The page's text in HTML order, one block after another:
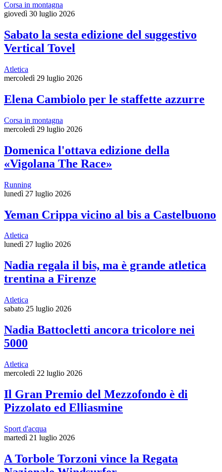
Corsa in montagna
giovedì 30 luglio 2026
Sabato la sesta edizione del suggestivo
Vertical Tovel
Atletica
mercoledì 29 luglio 2026
Elena Cambiolo per le staffette azzurre
Corsa in montagna
mercoledì 29 luglio 2026
Domenica l'ottava edizione della
«Vigolana The Race»
Running
lunedì 27 luglio 2026
Yeman Crippa vicino al bis a Castelbuono
Atletica
lunedì 27 luglio 2026
Nadia regala il bis, ma è grande atletica
trentina a Firenze
Atletica
sabato 25 luglio 2026
Nadia Battocletti ancora tricolore nei
5000
Atletica
mercoledì 22 luglio 2026
Il Gran Premio del Mezzofondo è di
Pizzolato ed Elliasmine
Sport d'acqua
martedì 21 luglio 2026
A Torbole Torzoni vince la Regata